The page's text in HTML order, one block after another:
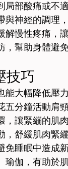
局部酸痛或不
與神經的調理
解慢性疼痛，
，幫助身體避
技巧
能大幅降低壓
五分鐘活動肩
，讓緊繃的肌
，舒緩肌肉緊
免睡眠中造成
瑜伽，有助於